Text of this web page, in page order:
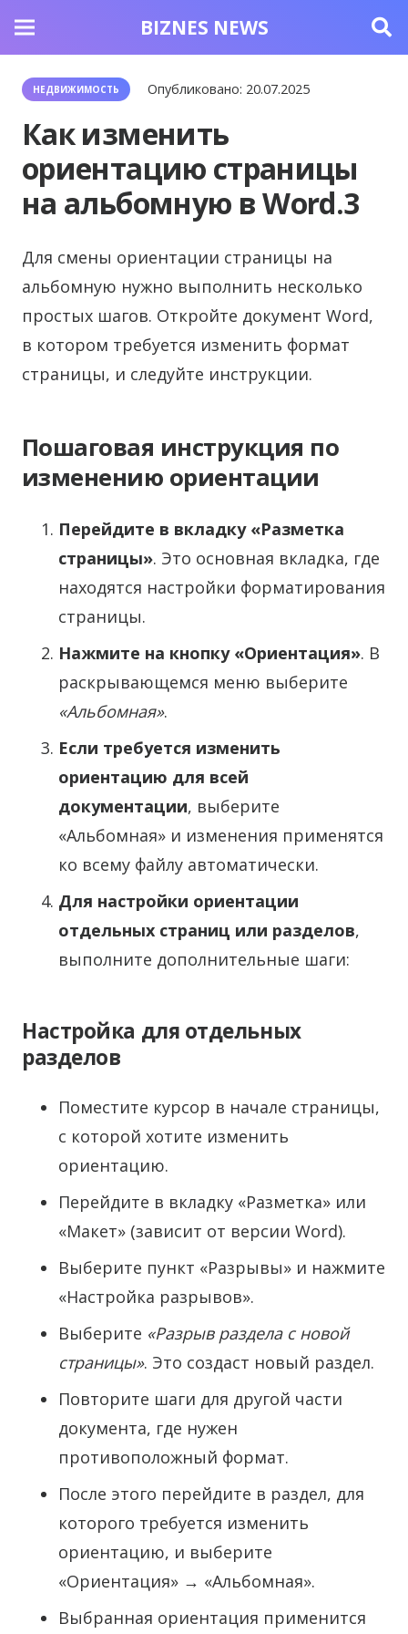
BIZNES NEWS
НЕДВИЖИМОСТЬ Опубликовано: 20.07.2025
Как изменить
ориентацию страницы
на альбомную в Word.3
Для смены ориентации страницы на
альбомную нужно выполнить несколько
простых шагов. Откройте документ Word,
в котором требуется изменить формат
страницы, и следуйте инструкции.
Пошаговая инструкция по
изменению ориентации
Перейдите в вкладку «Разметка
страницы». Это основная вкладка, где
находятся настройки форматирования
страницы.
Нажмите на кнопку «Ориентация». В
раскрывающемся меню выберите
«Альбомная».
Если требуется изменить
ориентацию для всей
документации, выберите
«Альбомная» и изменения применятся
ко всему файлу автоматически.
Для настройки ориентации
отдельных страниц или разделов,
выполните дополнительные шаги:
Настройка для отдельных
разделов
Поместите курсор в начале страницы,
с которой хотите изменить
ориентацию.
Перейдите в вкладку «Разметка» или
«Макет» (зависит от версии Word).
Выберите пункт «Разрывы» и нажмите
«Настройка разрывов».
Выберите «Разрыв раздела с новой
страницы». Это создаст новый раздел.
Повторите шаги для другой части
документа, где нужен
противоположный формат.
После этого перейдите в раздел, для
которого требуется изменить
ориентацию, и выберите
«Ориентация» → «Альбомная».
Выбранная ориентация применится